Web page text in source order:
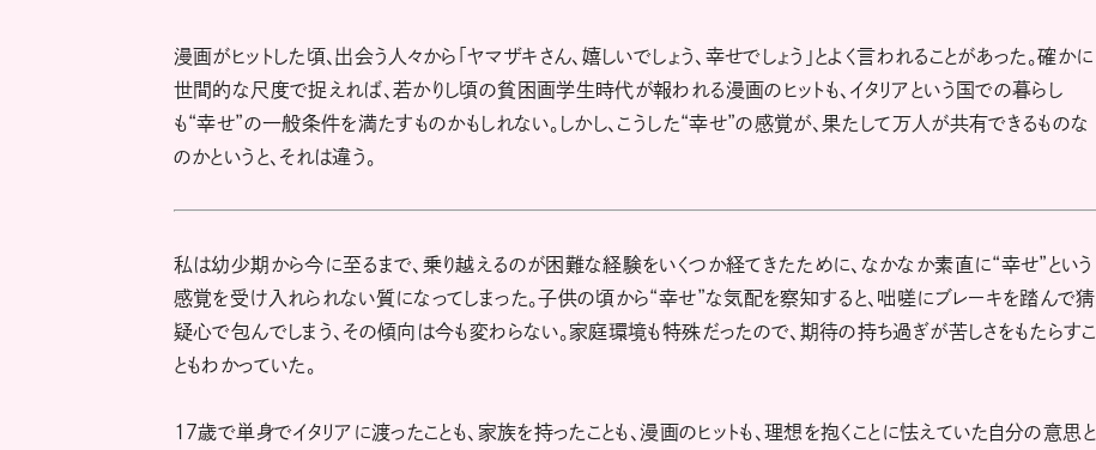
漫画がヒットした頃、出会う人々から「ヤマザキさん、嬉しいでしょう、幸せでしょう」とよく言われることがあった。確かに
世間的な尺度で捉えれば、若かりし頃の貧困画学生時代が報われる漫画のヒットも、イタリアという国での暮らし
も“幸せ”の一般条件を満たすものかもしれない。しかし、こうした“幸せ”の感覚が、果たして万人が共有できるものな
のかというと、それは違う。
私は幼少期から今に至るまで、乗り越えるのが困難な経験をいくつか経てきたために、なかなか素直に“幸せ”という
感覚を受け入れられない質になってしまった。子供の頃から“幸せ”な気配を察知すると、咄嗟にブレーキを踏んで猜
疑心で包んでしまう、その傾向は今も変わらない。家庭環境も特殊だったので、期待の持ち過ぎが苦しさをもたらすこ
ともわかっていた。
17歳で単身でイタリアに渡ったことも、家族を持ったことも、漫画のヒットも、理想を抱くことに怯えていた自分の意思と